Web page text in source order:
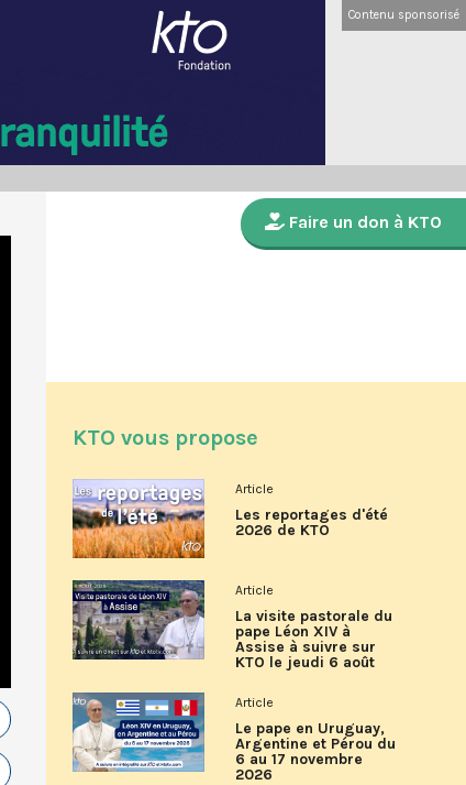
Contenu sponsorisé
Faire un don à KTO
KTO vous propose
Article
Les reportages d'été
2026 de KTO
Article
La visite pastorale du
pape Léon XIV à
Assise à suivre sur
KTO le jeudi 6 août
Article
Le pape en Uruguay,
Argentine et Pérou du
6 au 17 novembre
2026